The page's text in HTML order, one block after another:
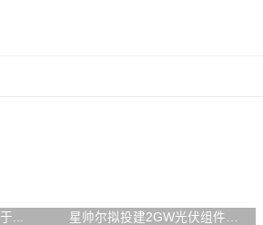
...
星帅尔拟投建2GW光伏组件项